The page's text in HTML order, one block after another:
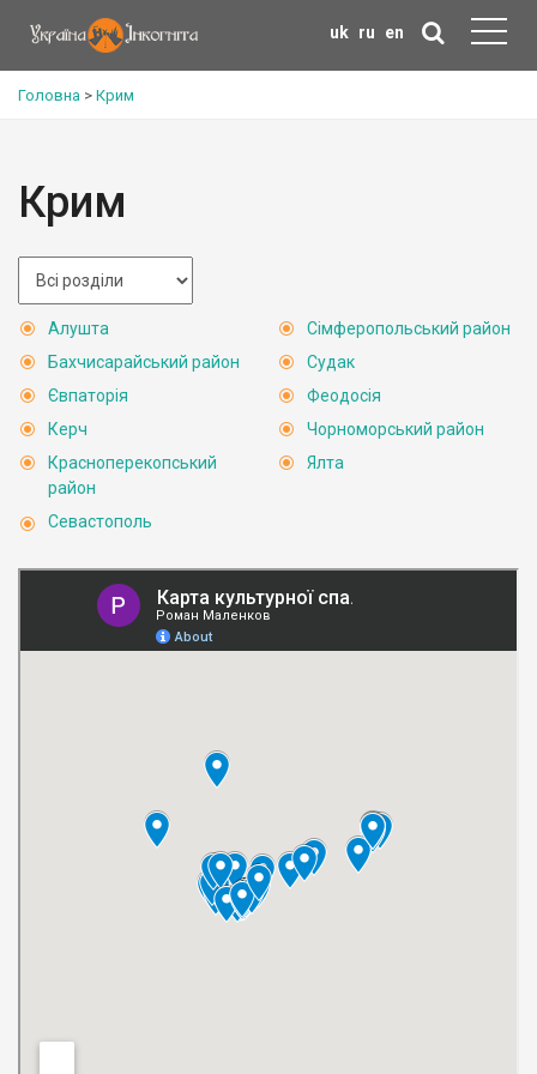
uk ru en
Головна > Крим
Крим
Алушта
Бахчисарайський район
Євпаторія
Керч
Красноперекопський
район
Севастополь
Сімферопольський район
Судак
Феодосія
Чорноморський район
Ялта